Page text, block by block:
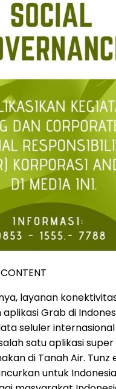
layanan
Grab di
seluler
satu aplikasi
di Tanah Air. Tunz
untuk